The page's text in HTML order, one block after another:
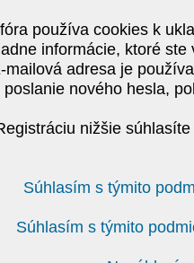
používa cookies k
informácie, ktoré
mailová adresa je
nového hesla,
nižšie
Súhlasím s týmito
Súhlasím s týmito